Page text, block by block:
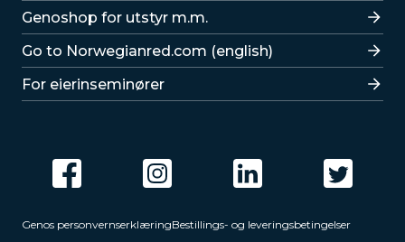
Genoshop for utstyr m.m.
Go to Norwegianred.com (english)
For eierinseminører
Genos personvernserklæringBestillings- og leveringsbetingelser